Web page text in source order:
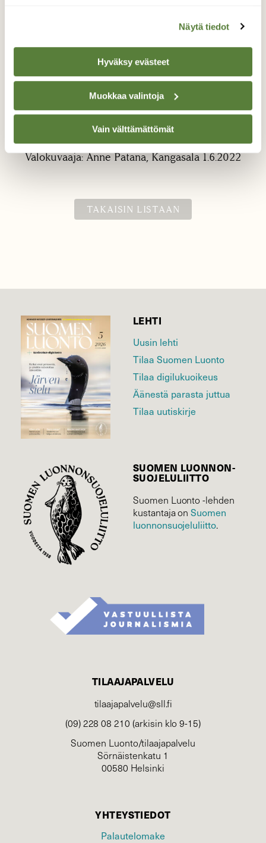
Näytä tiedot
Hyväksy evästeet
Muokkaa valintoja
Vain välttämättömät
Kielojen aikaan
Nyt on kielojen aika!
Valokuvaaja: Anne Patana, Kangasala 1.6.2022
TAKAISIN LISTAAN
LEHTI
Uusin lehti
Tilaa Suomen Luonto
Tilaa digilukuoikeus
Äänestä parasta juttua
Tilaa uutiskirje
SUOMEN LUONNON­
SUOJELU­LIITTO
Suomen Luonto -lehden
kustantaja onSuomen
luonnonsuojelu­liitto.
TILAAJAPALVELU
tilaajapalvelu@sll.fi
(09) 228 08 210 (arkisin klo 9-15)
Suomen Luonto/tilaajapalvelu
Sörnäistenkatu 1
00580 Helsinki
YHTEYSTIEDOT
Palautelomake